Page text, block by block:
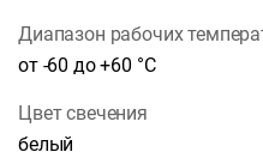
Диапазон рабочих
от -60 до +60 °С
Цвет свечения
белый